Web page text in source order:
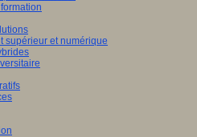
supérieur et numérique